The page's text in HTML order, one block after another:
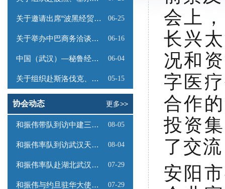
关于邀请出席“波黑经贸投资推介会”的函 06-25
关于举办中巴商务洽谈会的通知 06-16
中国（武汉）—秘鲁经贸合作推介会邀请函 06-04
关于组织赴斯洛伐克、奥地利商务考察的函 05-15
协会动态 更多>>
和振伟带队到访中建三局数字工程有限公司 08-05
和振伟率队到访武汉天源集团 08-04
和振伟率队赴湖北武汉调研 07-29
和振伟与约旦驻华大使会谈 07-29
会上
长兴
况和
字医
合作
投资
了交
安阳